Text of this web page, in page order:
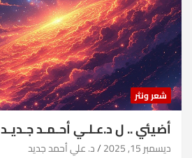
شعر ونثر
أضيئي .. ل د.عـلـي أحـمـد جـديـد
ديسمبر 15, 2025 د. علي أحمد جديد